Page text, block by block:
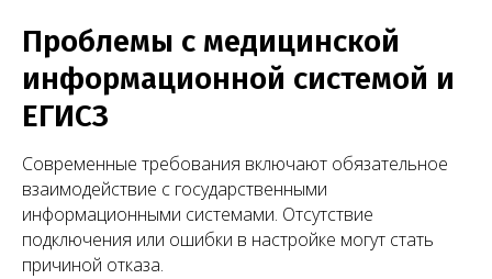
Проблемы с медицинской
информационной системой и
ЕГИСЗ
Современные требования включают обязательное
взаимодействие с государственными
информационными системами. Отсутствие
подключения или ошибки в настройке могут стать
причиной отказа.